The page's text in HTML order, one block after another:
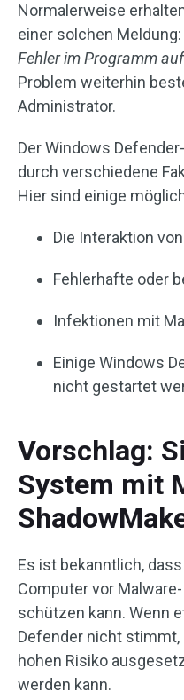
Normalerweise
einer solchen Meldung:
Fehler im Programm
Problem weiterhin
Administrator.
Der Windows
durch verschiedene
Hier sind einige
Die Interaktion
Fehlerhafte oder
Infektionen mit
Einige Windows
nicht gestartet
Vorschlag:
System mit
Es ist bekanntlich,
Computer vor
schützen kann. Wenn
Defender nicht
hohen Risiko
werden kann.